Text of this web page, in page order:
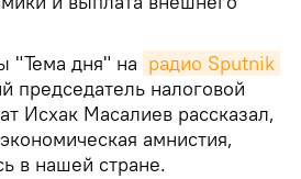
"Тема дня" на радио Sputnik
председатель налоговой
Исхак Масалиев рассказал,
амнистия,
в нашей стране.